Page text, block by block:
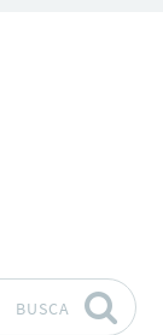
BUSCA